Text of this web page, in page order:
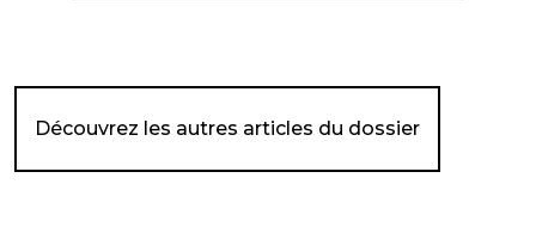
Découvrez les autres articles du dossier